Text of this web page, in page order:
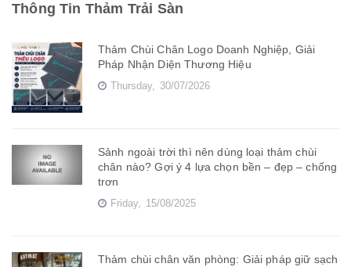
Thông Tin Thảm Trải Sàn
Thảm Chùi Chân Logo Doanh Nghiệp, Giải
Pháp Nhận Diện Thương Hiệu
Thursday, 30/07/2026
Sảnh ngoài trời thì nên dùng loại thảm chùi
chân nào? Gợi ý 4 lựa chọn bền – đẹp – chống
trơn
Friday, 15/08/2025
Thảm chùi chân văn phòng: Giải pháp giữ sạch